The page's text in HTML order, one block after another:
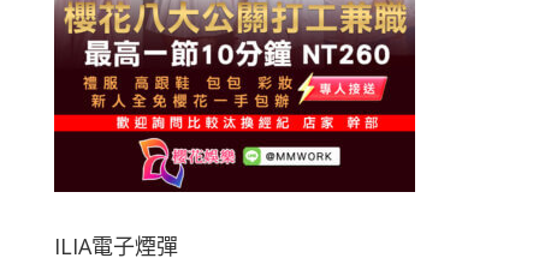
ILIA電子煙彈